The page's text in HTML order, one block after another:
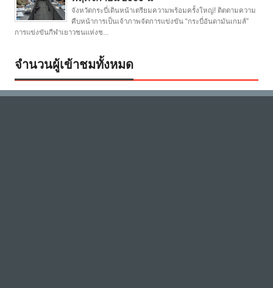
จังหวัดกระบี่เดินหน้าเตรียมความพร้อมครั้งใหญ่! ติดตามความ
คืบหน้าการเป็นเจ้าภาพจัดการแข่งขัน “กระบี่อันดามันเกมส์”
การแข่งขันกีฬาเยาวชนแห่งช...
จำนวนผู้เข้าชมทั้งหมด